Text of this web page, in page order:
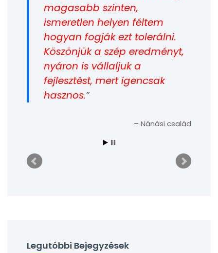
magasabb szinten,
ismeretlen helyen féltem
hogyan fogják ezt tolerálni.
Köszönjük a szép eredményt,
nyáron is vállaljuk a
fejlesztést, mert igencsak
hasznos.
Nánási család
Legutóbbi Bejegyzések